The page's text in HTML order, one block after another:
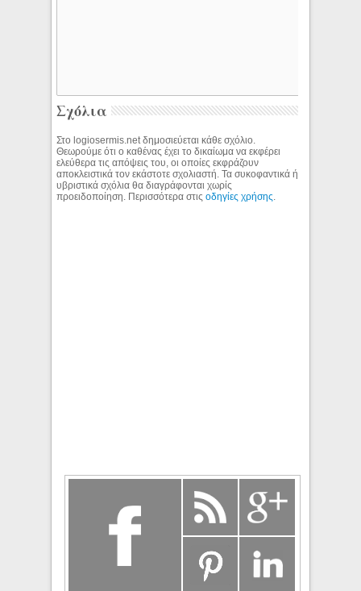
Σχόλια
Στο logiosermis.net δημοσιεύεται κάθε σχόλιο.
Θεωρούμε ότι ο καθένας έχει το δικαίωμα να εκφέρει
ελεύθερα τις απόψεις του, οι οποίες εκφράζουν
αποκλειστικά τον εκάστοτε σχολιαστή. Τα συκοφαντικά ή
υβριστικά σχόλια θα διαγράφονται χωρίς
προειδοποίηση. Περισσότερα στιςοδηγίες χρήσης.